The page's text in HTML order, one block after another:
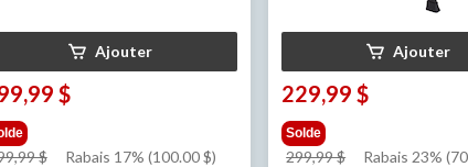
Ajouter
$
$
prixRabais 17% (100.00 $)
Ajouter
229,99 $
Solde
299,99 $
prixRabais 23%